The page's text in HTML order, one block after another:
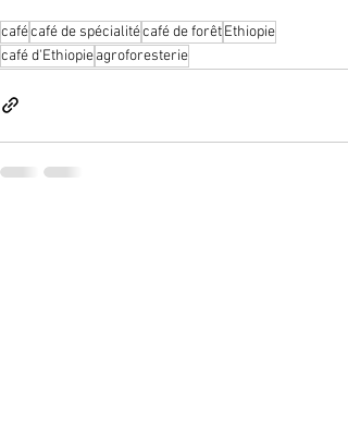
cafécafé de spécialitécafé de forêtEthiopie
café d'Ethiopieagroforesterie